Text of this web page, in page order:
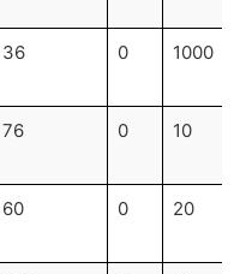
36 0 1000
76 0 10
60 0 20